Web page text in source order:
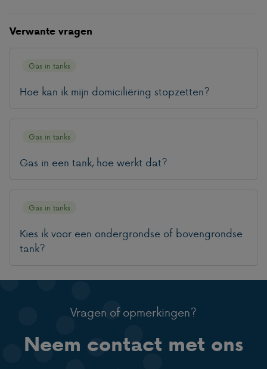
Verwante vragen
Hoe kan ik mijn domiciliëring stopzetten?
Gas in tanks
Gas in een tank, hoe werkt dat?
Gas in tanks
Kies ik voor een ondergrondse of bovengrondse
tank?
Gas in tanks
Vragen of opmerkingen?
Neem contact met ons